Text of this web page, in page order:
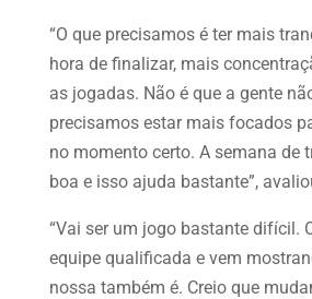
“O que precisamos é ter mais
hora de finalizar, mais
as jogadas. Não é que a gente
precisamos estar mais focados
no momento certo. A semana de
boa e isso ajuda bastante”,
“Vai ser um jogo bastante difícil.
equipe qualificada e vem
nossa também é. Creio que